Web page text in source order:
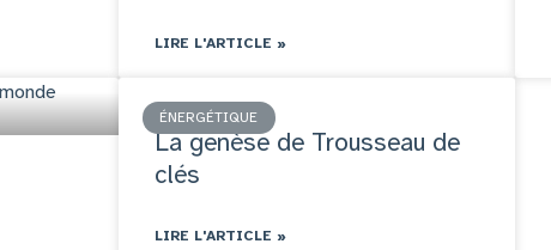
LIRE L'ARTICLE »
ÉNERGÉTIQUE
La genèse de Trousseau de
clés
LIRE L'ARTICLE »